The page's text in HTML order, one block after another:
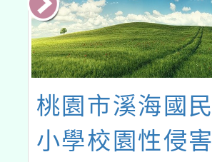
桃園市溪海國民
小學校園性侵害